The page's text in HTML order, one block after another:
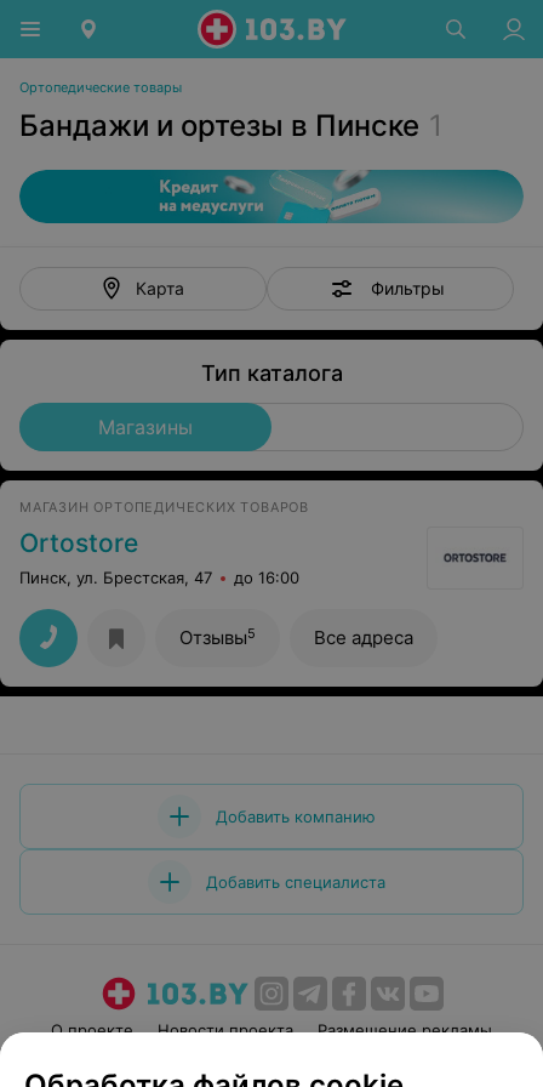
Ортопедические товары
Бандажи и ортезы в Пинске 1
Карта Фильтры
Тип каталога
Магазины
МАГАЗИН ОРТОПЕДИЧЕСКИХ ТОВАРОВ
Ortostore
Пинск, ул. Брестская, 47 до 16:00
Отзывы5 Все адреса
Добавить компанию
Добавить специалиста
О проекте Новости проекта
Размещение рекламы